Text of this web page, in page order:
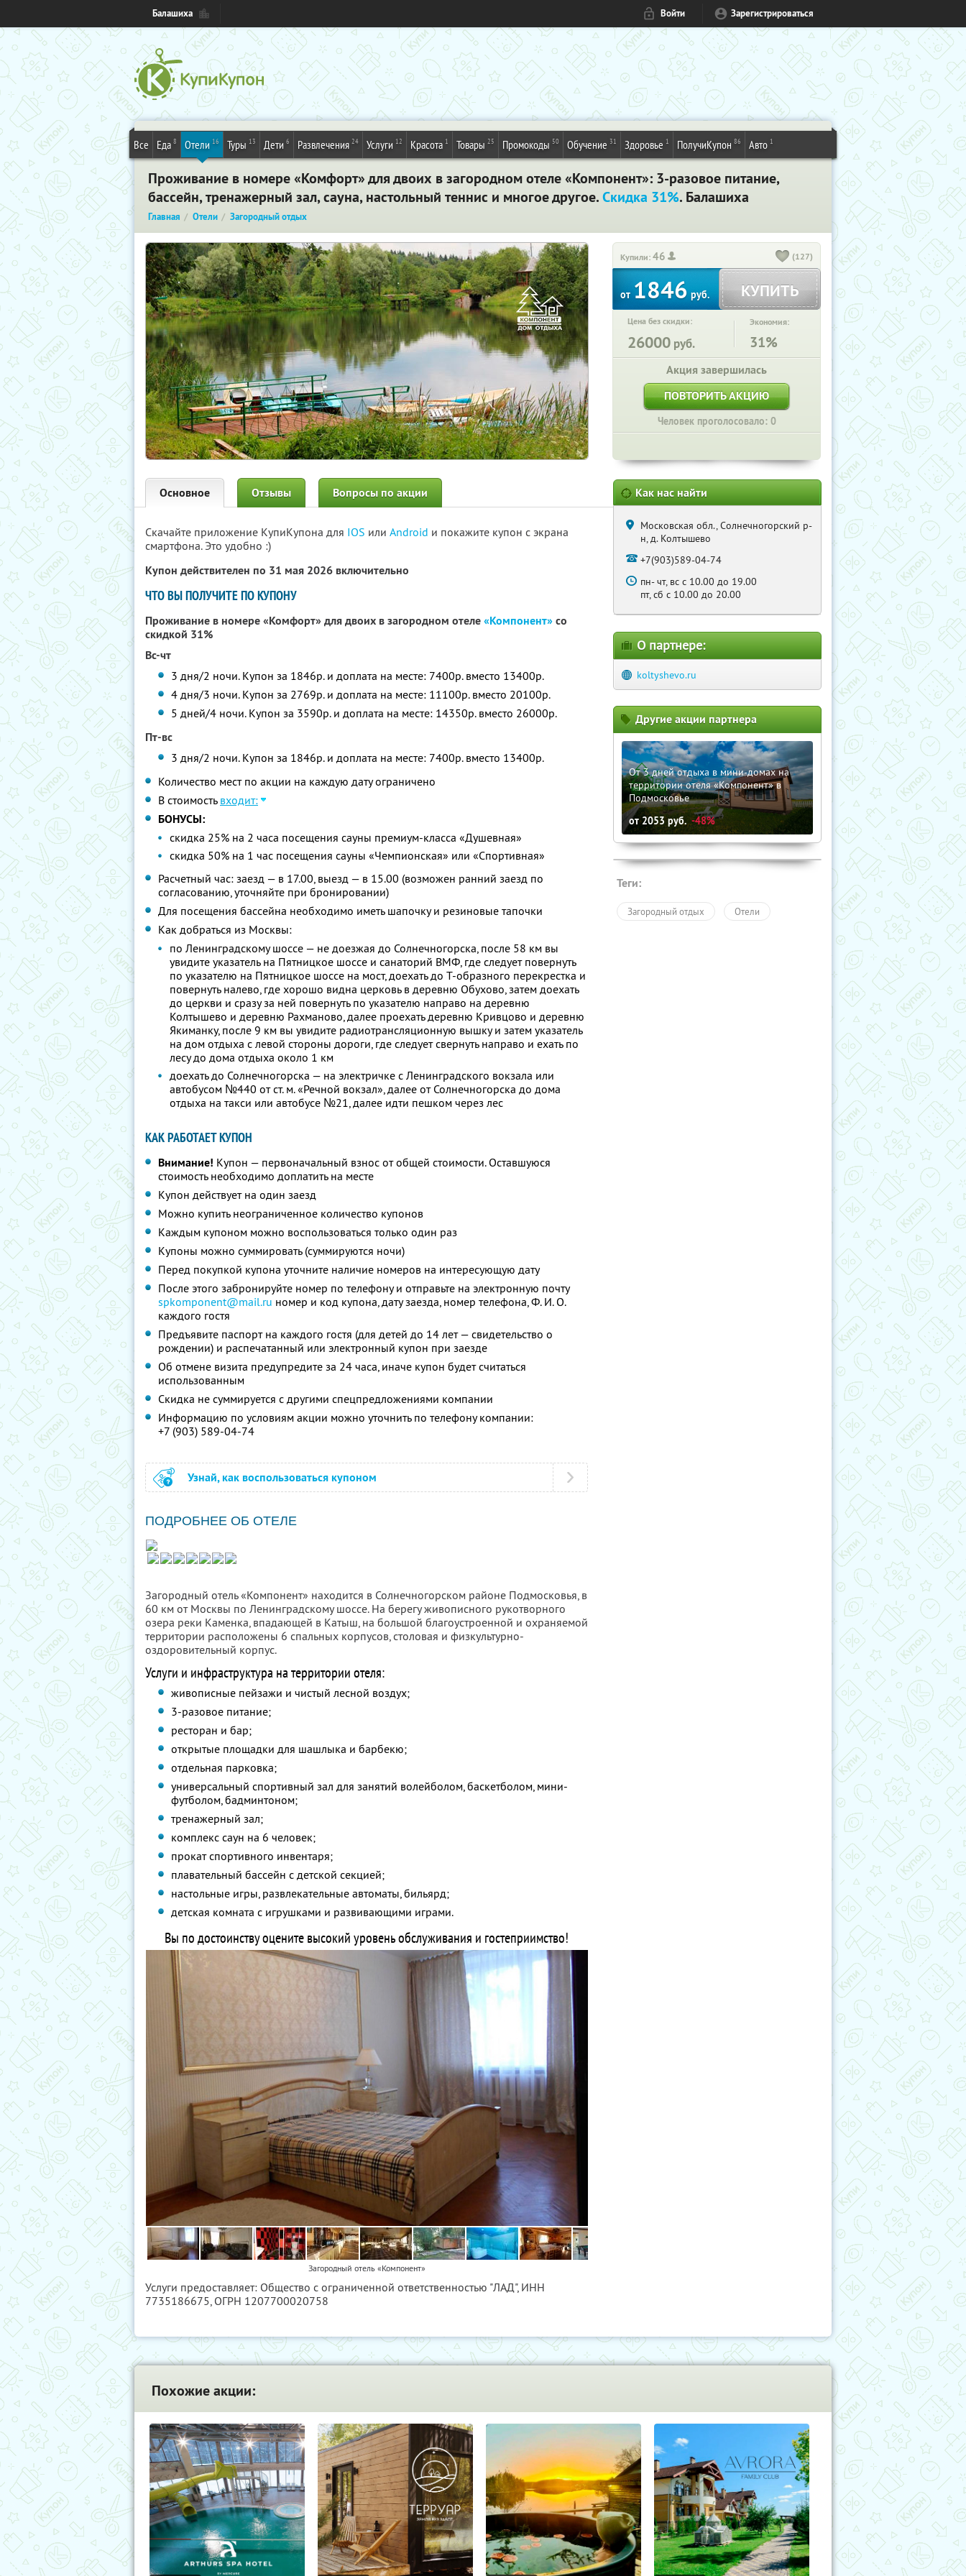
Балашиха Войти Зарегистрироваться
Все Еда 8 Отели 16 Туры 13 Дети 6 Развлечения 24 Услуги 12 Красота 1 Товары 25 Промокоды 50 Обучение 31 Здоровье 1 ПолучиКупон 86 Авто 1
Проживание в номере «Комфорт» для двоих в загородном отеле «Компонент»: 3-разовое питание,
бассейн, тренажерный зал, сауна, настольный теннис и многое другое.Скидка 31%. Балашиха
Главная Отели Загородный отдых
Купили:46 (127)
от 1846 руб. КУПИТЬ
Цена без скидки:
26000 руб.
Экономия:
31%
Акция завершилась
ПОВТОРИТЬ АКЦИЮ
Человек проголосовало: 0
Основное Отзывы Вопросы по акции
Скачайте приложение КупиКупона для IOS или Android и покажите купон с экрана
смартфона. Это удобно :)
Купон действителен по 31 мая 2026 включительно
ЧТО ВЫ ПОЛУЧИТЕ ПО КУПОНУ
Проживание в номере «Комфорт» для двоих в загородном отеле«Компонент»со
скидкой 31%
Вс-чт
3 дня/2 ночи. Купон за 1846р. и доплата на месте: 7400р. вместо 13400р.
4 дня/3 ночи. Купон за 2769р. и доплата на месте: 11100р. вместо 20100р.
5 дней/4 ночи. Купон за 3590р. и доплата на месте: 14350р. вместо 26000р.
Пт-вс
3 дня/2 ночи. Купон за 1846р. и доплата на месте: 7400р. вместо 13400р.
Количество мест по акции на каждую дату ограничено
В стоимость входит:
БОНУСЫ:
скидка 25% на 2 часа посещения сауны премиум-класса «Душевная»
скидка 50% на 1 час посещения сауны «Чемпионская» или «Спортивная»
Расчетный час: заезд — в 17.00, выезд — в 15.00 (возможен ранний заезд по
согласованию, уточняйте при бронировании)
Для посещения бассейна необходимо иметь шапочку и резиновые тапочки
Как добраться из Москвы:
по Ленинградскому шоссе — не доезжая до Солнечногорска, после 58 км вы
увидите указатель на Пятницкое шоссе и санаторий ВМФ, где следует повернуть
по указателю на Пятницкое шоссе на мост, доехать до Т-образного перекрестка и
повернуть налево, где хорошо видна церковь в деревню Обухово, затем доехать
до церкви и сразу за ней повернуть по указателю направо на деревню
Колтышево и деревню Рахманово, далее проехать деревню Кривцово и деревню
Якиманку, после 9 км вы увидите радиотрансляционную вышку и затем указатель
на дом отдыха с левой стороны дороги, где следует свернуть направо и ехать по
лесу до дома отдыха около 1 км
доехать до Солнечногорска — на электричке с Ленинградского вокзала или
автобусом №440 от ст. м. «Речной вокзал», далее от Солнечногорска до дома
отдыха на такси или автобусе №21, далее идти пешком через лес
КАК РАБОТАЕТ КУПОН
Внимание! Купон — первоначальный взнос от общей стоимости. Оставшуюся
стоимость необходимо доплатить на месте
Купон действует на один заезд
Можно купить неограниченное количество купонов
Каждым купоном можно воспользоваться только один раз
Купоны можно суммировать (суммируются ночи)
Перед покупкой купона уточните наличие номеров на интересующую дату
После этого забронируйте номер по телефону и отправьте на электронную почту
spkomponent@mail.ru номер и код купона, дату заезда, номер телефона,Ф. И. О.
каждого гостя
Предъявите паспорт на каждого гостя (для детей до 14 лет — свидетельство о
рождении) и распечатанный или электронный купон при заезде
Об отмене визита предупредите за 24 часа, иначе купон будет считаться
использованным
Скидка не суммируется с другими спецпредложениями компании
Информацию по условиям акции можно уточнить по телефону компании:
+7 (903) 589-04-74
Узнай, как воспользоваться купоном
ПОДРОБНЕЕ ОБ ОТЕЛЕ
Загородный отель «Компонент» находится в Солнечногорском районе Подмосковья, в
60 км от Москвы по Ленинградскому шоссе. На берегу живописного рукотворного
озера реки Каменка, впадающей в Катыш, на большой благоустроенной и охраняемой
территории расположены 6 спальных корпусов, столовая и физкультурно-
оздоровительный корпус.
Услуги и инфраструктура на территории отеля:
живописные пейзажи и чистый лесной воздух;
3-разовое питание;
ресторан и бар;
открытые площадки для шашлыка и барбекю;
отдельная парковка;
универсальный спортивный зал для занятий волейболом, баскетболом, мини-
футболом, бадминтоном;
тренажерный зал;
комплекс саун на 6 человек;
прокат спортивного инвентаря;
плавательный бассейн с детской секцией;
настольные игры, развлекательные автоматы, бильярд;
детская комната с игрушками и развивающими играми.
Вы по достоинству оцените высокий уровень обслуживания и гостеприимство!
Загородный отель «Компонент»
Услуги предоставляет: Общество с ограниченной ответственностью "ЛАД", ИНН
7735186675, ОГРН 1207700020758
Как нас найти
Московская обл., Солнечногорский р-
н, д. Колтышево
+7(903)589-04-74
пн- чт, вс с 10.00 до 19.00
пт, сб с 10.00 до 20.00
О партнере:
koltyshevo.ru
Другие акции партнера
От 3 дней отдыха в мини-домах на
территории отеля «Компонент» в
Подмосковье
от2053руб. -48%
Теги:
Загородный отдых Отели
Похожие акции: